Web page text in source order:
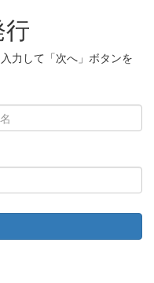
力して「次へ」ボタンを